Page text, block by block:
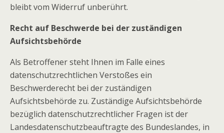
bleibt vom Widerruf unberührt.
Recht auf Beschwerde bei der zuständigen
Aufsichtsbehörde
Als Betroffener steht Ihnen im Falle eines
datenschutzrechtlichen Verstoßes ein
Beschwerderecht bei der zuständigen
Aufsichtsbehörde zu. Zuständige Aufsichtsbehörde
bezüglich datenschutzrechtlicher Fragen ist der
Landesdatenschutzbeauftragte des Bundeslandes, in